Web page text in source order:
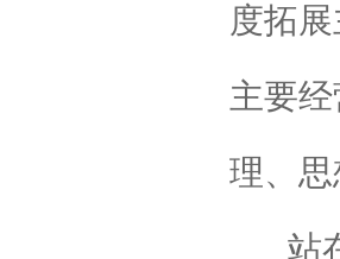
度拓
主要
理、
站在